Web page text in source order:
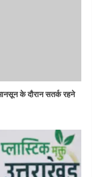
के दौरान सतर्क रहने